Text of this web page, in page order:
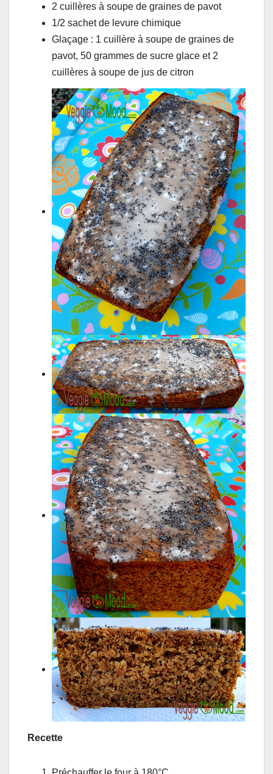
2 cuillères à soupe de graines de pavot
1/2 sachet de levure chimique
Glaçage : 1 cuillère à soupe de graines de
pavot, 50 grammes de sucre glace et 2
cuillères à soupe de jus de citron
Recette